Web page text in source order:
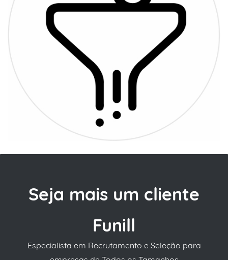
Seja mais um cliente
Funill
Especialista em Recrutamento e Seleção para